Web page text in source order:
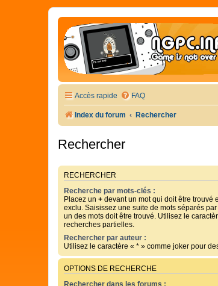
Accès rapide FAQ
Index du forum Rechercher
Rechercher
RECHERCHER
Recherche par mots-clés :
Placez un + devant un mot qui doit être trouvé
exclu. Saisissez une suite de mots séparés
un des mots doit être trouvé. Utilisez le
recherches partielles.
Rechercher par auteur :
Utilisez le caractère « * » comme joker pour
OPTIONS DE RECHERCHE
Rechercher dans les forums :